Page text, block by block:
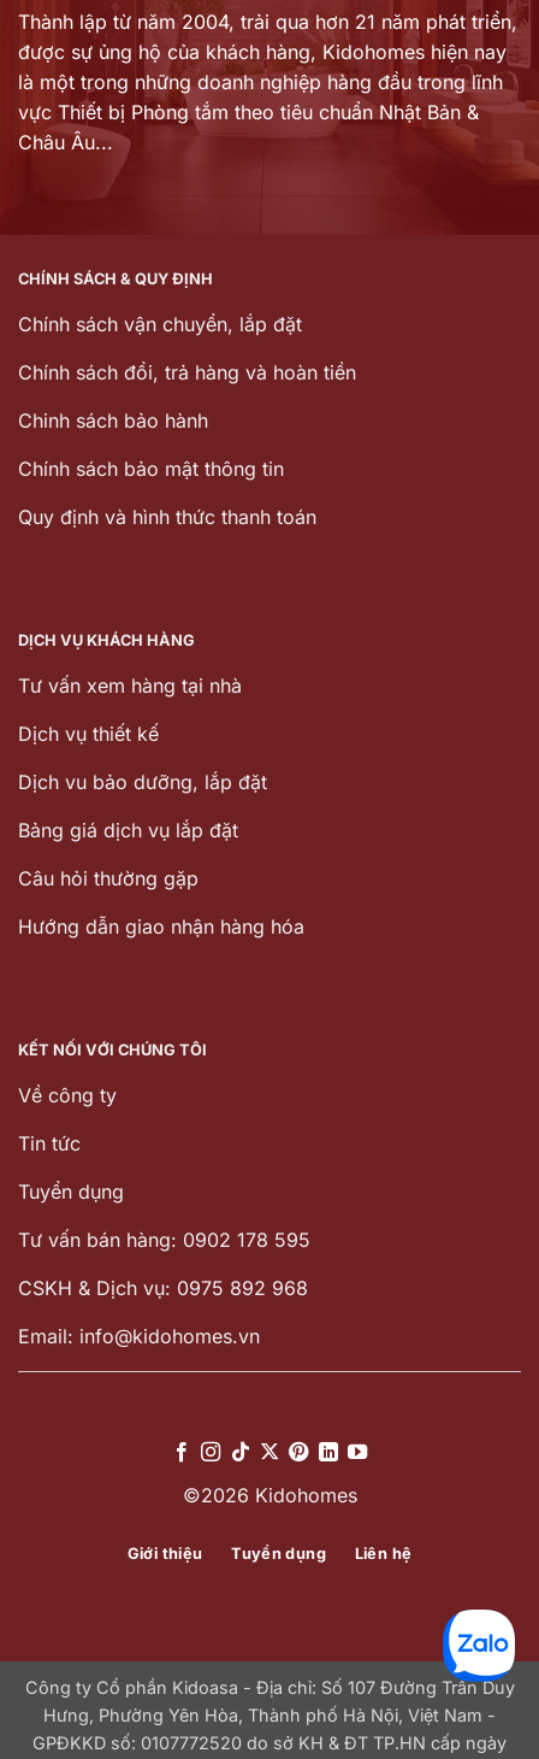
Thành lập từ năm 2004, trải qua hơn 21 năm phát triển,
được sự ủng hộ của khách hàng, Kidohomes hiện nay
là một trong những doanh nghiệp hàng đầu trong lĩnh
vực Thiết bị Phòng tắm theo tiêu chuẩn Nhật Bản &
Châu Âu...
CHÍNH SÁCH & QUY ĐỊNH
Chính sách vận chuyển, lắp đặt
Chính sách đổi, trả hàng và hoàn tiền
Chinh sách bảo hành
Chính sách bảo mật thông tin
Quy định và hình thức thanh toán
DỊCH VỤ KHÁCH HÀNG
Tư vấn xem hàng tại nhà
Dịch vụ thiết kế
Dịch vu bảo dưỡng, lắp đặt
Bảng giá dịch vụ lắp đặt
Câu hỏi thường gặp
Hướng dẫn giao nhận hàng hóa
KẾT NỐI VỚI CHÚNG TÔI
Về công ty
Tin tức
Tuyển dụng
Tư vấn bán hàng: 0902 178 595
CSKH & Dịch vụ: 0975 892 968
Email: info@kidohomes.vn
©2026 Kidohomes
Giới thiệu Tuyển dụng Liên hệ
Công ty Cổ phần Kidoasa - Địa chỉ: Số 107 Đường Trần Duy
Hưng, Phường Yên Hòa, Thành phố Hà Nội, Việt Nam -
GPĐKKD số: 0107772520 do sở KH & ĐT TP.HN cấp ngày